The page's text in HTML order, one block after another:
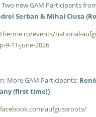
Two new GAM Participants
Serban & Mihai Ciusa
events/national-
9-11-june-2026
More GAM Participants:
(first time!)
aufgussroots/